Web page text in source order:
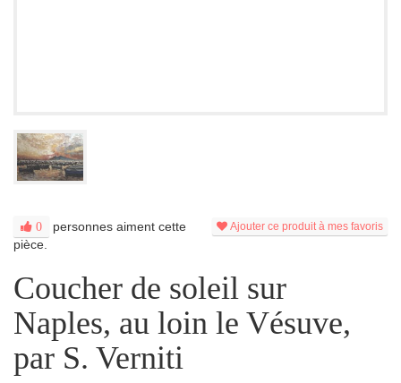
Ajouter ce produit à mes favoris
0
personnes aiment cette
pièce.
Coucher de soleil sur
Naples, au loin le Vésuve,
par S. Verniti